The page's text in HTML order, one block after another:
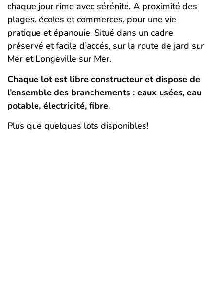
chaque jour rime avec sérénité. A proximité des
plages, écoles et commerces, pour une vie
pratique et épanouie. Situé dans un cadre
préservé et facile d’accés, sur la route de jard sur
Mer et Longeville sur Mer.
Chaque lot est libre constructeur et dispose de
l’ensemble des branchements : eaux usées, eau
potable, électricité, fibre.
Plus que quelques lots disponibles!